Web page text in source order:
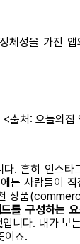
체성을 가진
출처: 오늘의집
다. 흔히 인스
는 사람들이
상품
를 구성하는
입니다. 내가 보
이죠.